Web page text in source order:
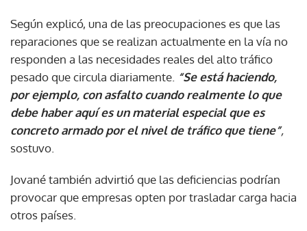
Según explicó, una de las preocupaciones es que las
reparaciones que se realizan actualmente en la vía no
responden a las necesidades reales del alto tráfico
pesado que circula diariamente. “Se está haciendo,
por ejemplo, con asfalto cuando realmente lo que
debe haber aquí es un material especial que es
concreto armado por el nivel de tráfico que tiene”,
sostuvo.
Jované también advirtió que las deficiencias podrían
provocar que empresas opten por trasladar carga hacia
otros países.